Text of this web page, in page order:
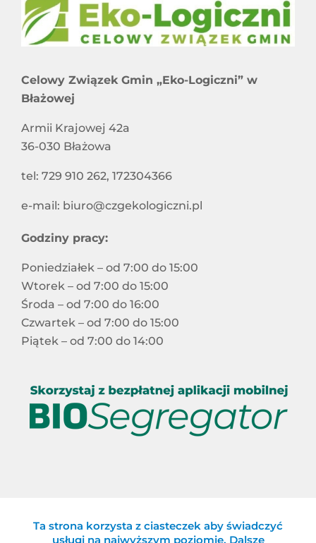
Celowy Związek Gmin „Eko-Logiczni” w
Błażowej
Armii Krajowej 42a
36-030 Błażowa
tel: 729 910 262, 172304366
e-mail: biuro@czgekologiczni.pl
Godziny pracy:
Poniedziałek – od 7:00 do 15:00
Wtorek – od 7:00 do 15:00
Środa – od 7:00 do 16:00
Czwartek – od 7:00 do 15:00
Piątek – od 7:00 do 14:00
Celowy Związek Gmin „Eko-Logiczni”
Ta strona korzysta z ciasteczek aby świadczyć
usługi na najwyższym poziomie. Dalsze